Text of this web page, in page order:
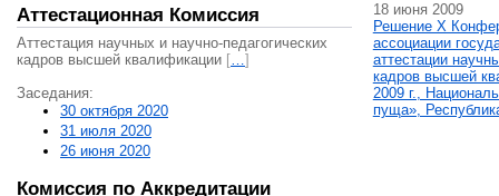
Аттестационная Комиссия
Аттестация научных и научно-педагогических
кадров высшей квалификации […]
Заседания:
30 октября 2020
31 июля 2020
26 июня 2020
Комиссия по Аккредитации
18 июня 2009
Решение X
ассоциации
аттестации
кадров высшей
2009 г.,
пуща»,